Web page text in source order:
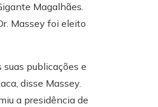
Magalhães.
Massey foi eleito
publicações e
disse Massey.
a presidência de